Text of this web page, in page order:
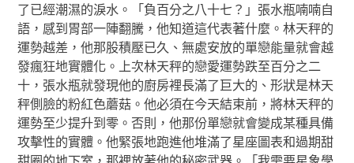
了已經潮濕的淚水。「負百分之八十七？」張水瓶喃喃自
語，感到胃部一陣翻騰，他知道這代表著什麼。林天秤的
運勢越差，他那股積壓已久、無處安放的單戀能量就會越
發瘋狂地實體化。上次林天秤的戀愛運勢跌至百分之二
十，張水瓶就發現他的廚房裡長滿了巨大的、形狀是林天
秤側臉的粉紅色蘑菇。他必須在今天結束前，將林天秤的
運勢至少提升到零。否則，他那份單戀就會變成某種具備
攻擊性的實體。他緊張地跑進他堆滿了星座圖表和過期甜